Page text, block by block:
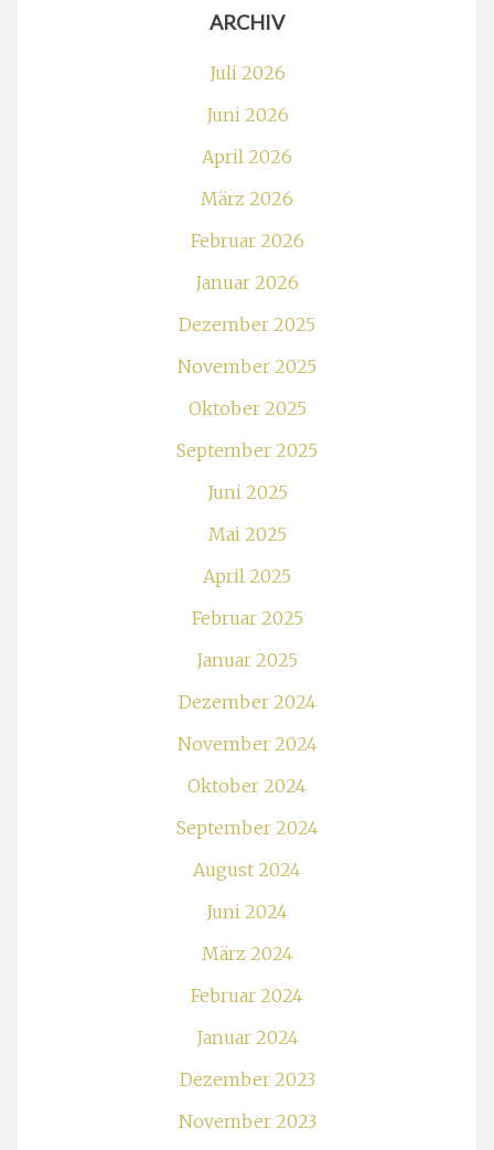
ARCHIV
Juli 2026
Juni 2026
April 2026
März 2026
Februar 2026
Januar 2026
Dezember 2025
November 2025
Oktober 2025
September 2025
Juni 2025
Mai 2025
April 2025
Februar 2025
Januar 2025
Dezember 2024
November 2024
Oktober 2024
September 2024
August 2024
Juni 2024
März 2024
Februar 2024
Januar 2024
Dezember 2023
November 2023